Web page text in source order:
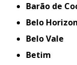
Barão de
Belo
Belo Vale
Betim